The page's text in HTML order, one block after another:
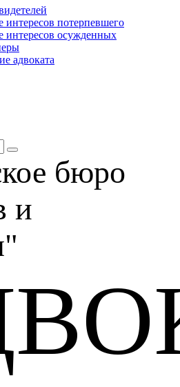
интересов потерпевшего
интересов осужденных
адвоката
бюро
и